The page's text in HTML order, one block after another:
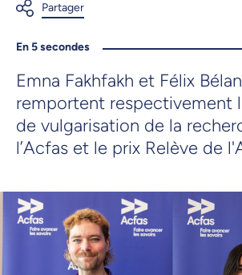
En 5 secondes
Emna Fakhfakh et Félix
remportent respectivement
de vulgarisation de la
l’Acfas et le prix Relève de